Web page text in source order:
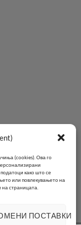
(cookies).Ова го
како што се
или повлекувањето на
на страницата.
ПОСТАВКИ